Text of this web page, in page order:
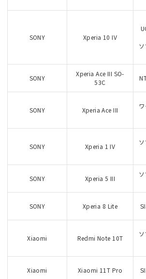
SONY Xperia 10 IV
SONY
Xperia Ace III SO-
53C
SONY Xperia Ace III
SONY Xperia 1 IV
SONY Xperia 5 III
SONY Xperia 8 Lite
Xiaomi Redmi Note 10T
Xiaomi Xiaomi 11T Pro